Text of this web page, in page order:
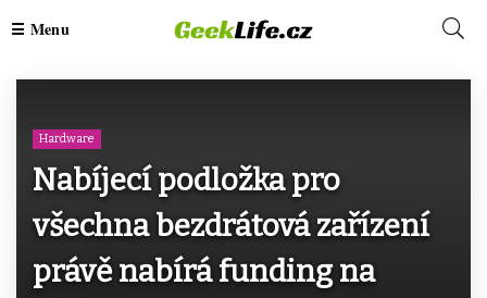
Hardware
Nabíjecí podložka pro
všechna bezdrátová zařízení
právě nabírá funding na